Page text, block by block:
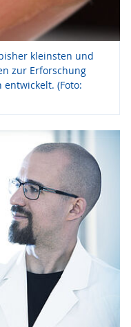
kleinsten und
zur Erforschung
(Foto: